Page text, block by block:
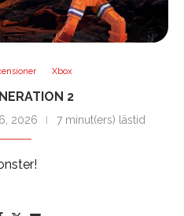
Xbox
2
2026 7 minut(ers) lästid